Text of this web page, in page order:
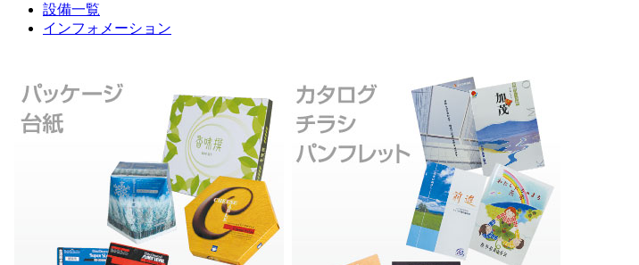
設備一覧
インフォメーション